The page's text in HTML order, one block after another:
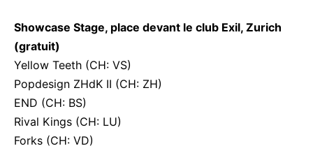
Showcase Stage, place devant le club Exil, Zurich
(gratuit)
Yellow Teeth (CH: VS)
Popdesign ZHdK II (CH: ZH)
END (CH: BS)
Rival Kings (CH: LU)
Forks (CH: VD)